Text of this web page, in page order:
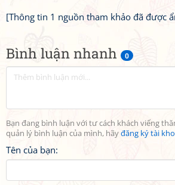
Bình luận nhanh 0
Bạn đang bình luận với tư cách khách viếng
quản lý bình luận của mình, hãyđăng ký tài
Tên của bạn:
[Thông tin 1 nguồn tham khảo đã được